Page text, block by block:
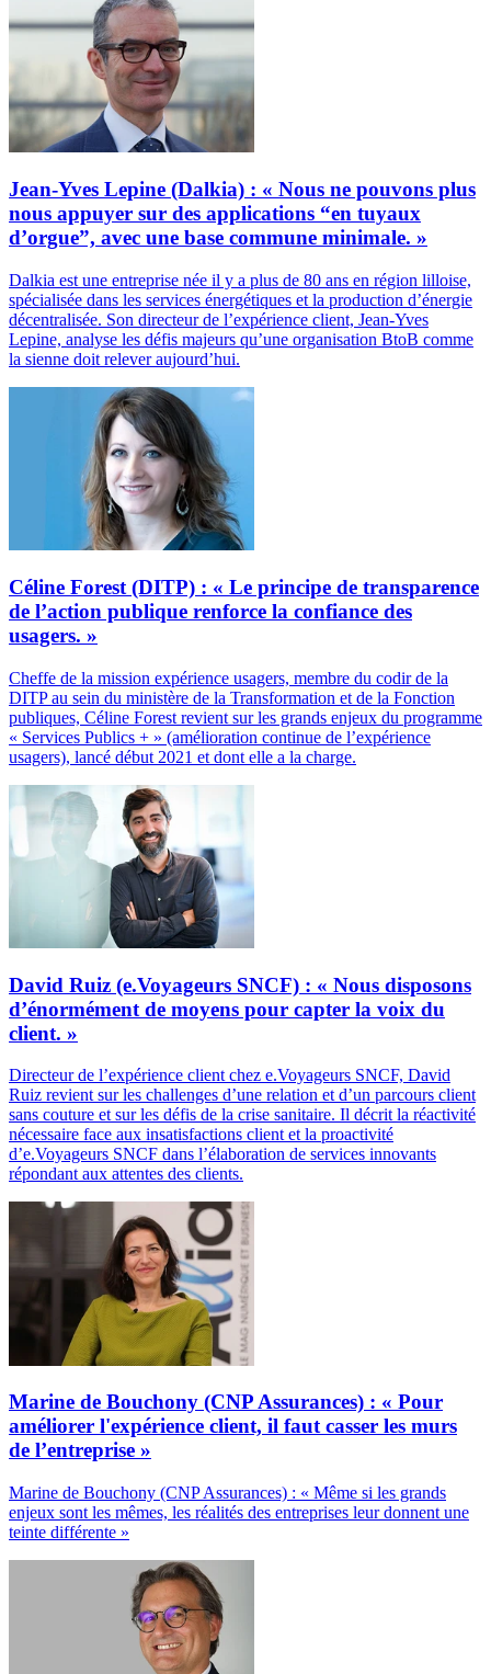
Jean-Yves Lepine (Dalkia) : « Nous ne pouvons plus
nous appuyer sur des applications “en tuyaux
d’orgue”, avec une base commune minimale. »
Dalkia est une entreprise née il y a plus de 80 ans en région lilloise,
spécialisée dans les services énergétiques et la production d’énergie
décentralisée. Son directeur de l’expérience client, Jean-Yves
Lepine, analyse les défis majeurs qu’une organisation BtoB comme
la sienne doit relever aujourd’hui.
Céline Forest (DITP) : « Le principe de transparence
de l’action publique renforce la confiance des
usagers. »
Cheffe de la mission expérience usagers, membre du codir de la
DITP au sein du ministère de la Transformation et de la Fonction
publiques, Céline Forest revient sur les grands enjeux du programme
« Services Publics + » (amélioration continue de l’expérience
usagers), lancé début 2021 et dont elle a la charge.
David Ruiz (e.Voyageurs SNCF) : « Nous disposons
d’énormément de moyens pour capter la voix du
client. »
Directeur de l’expérience client chez e.Voyageurs SNCF, David
Ruiz revient sur les challenges d’une relation et d’un parcours client
sans couture et sur les défis de la crise sanitaire. Il décrit la réactivité
nécessaire face aux insatisfactions client et la proactivité
d’e.Voyageurs SNCF dans l’élaboration de services innovants
répondant aux attentes des clients.
Marine de Bouchony (CNP Assurances) : « Pour
améliorer l'expérience client, il faut casser les murs
de l’entreprise »
Marine de Bouchony (CNP Assurances) : « Même si les grands
enjeux sont les mêmes, les réalités des entreprises leur donnent une
teinte différente »